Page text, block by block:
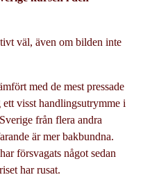
väl, även om bilden inte
med de mest pressade
visst handlingsutrymme i
från flera andra
är mer bakbundna.
försvagats något sedan
har rusat.